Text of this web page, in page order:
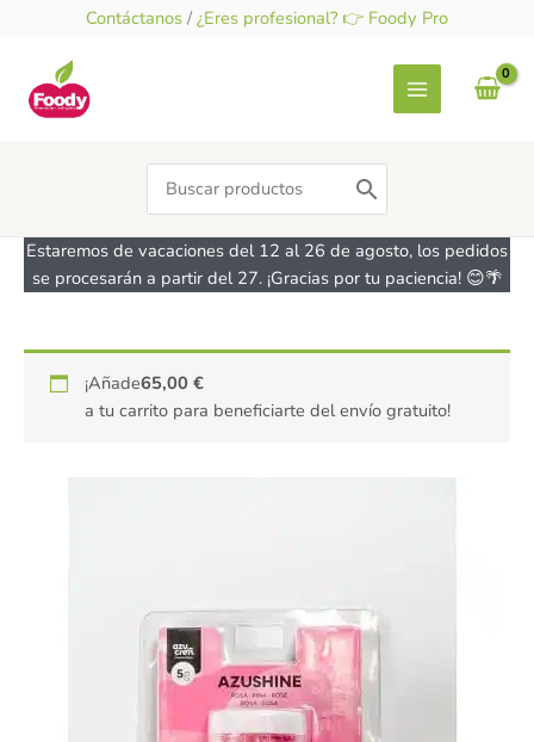
contenido
Contáctanos / ¿Eres profesional? 👉 Foody Pro
Search
for:
Estaremos de vacaciones del 12 al 26 de agosto, los pedidos
se procesarán a partir del 27. ¡Gracias por tu paciencia! 😊🌴
¡Añade65,00€
a tu carrito para beneficiarte del envío gratuito!
Purpurina
comestible